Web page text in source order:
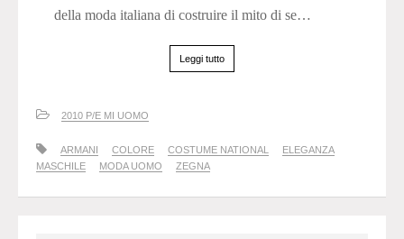
della moda italiana di costruire il mito di se…
Leggi tutto
2010 P/E MI UOMO
ARMANI COLORE COSTUME NATIONAL
ELEGANZA
MASCHILE
MODA UOMO ZEGNA